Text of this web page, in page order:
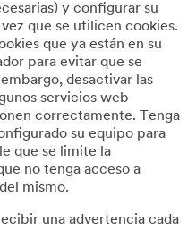
y configurar su
que se utilicen cookies.
que ya están en su
para evitar que se
desactivar las
servicios web
correctamente. Tenga
su equipo para
que se limite la
no tenga acceso a
mismo.
una advertencia cada